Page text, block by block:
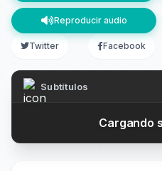
Reproducir audio
Twitter Facebook
Subtítulos
Cargando